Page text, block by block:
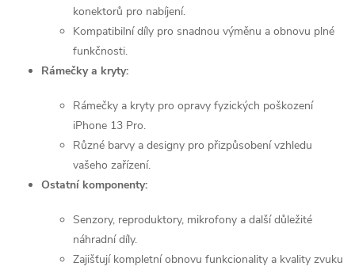
konektorů pro nabíjení.
Kompatibilní díly pro snadnou výměnu a obnovu plné
funkčnosti.
Rámečky a kryty:
Rámečky a kryty pro opravy fyzických poškození
iPhone 13 Pro.
Různé barvy a designy pro přizpůsobení vzhledu
vašeho zařízení.
Ostatní komponenty:
Senzory, reproduktory, mikrofony a další důležité
náhradní díly.
Zajišťují kompletní obnovu funkcionality a kvality zvuku